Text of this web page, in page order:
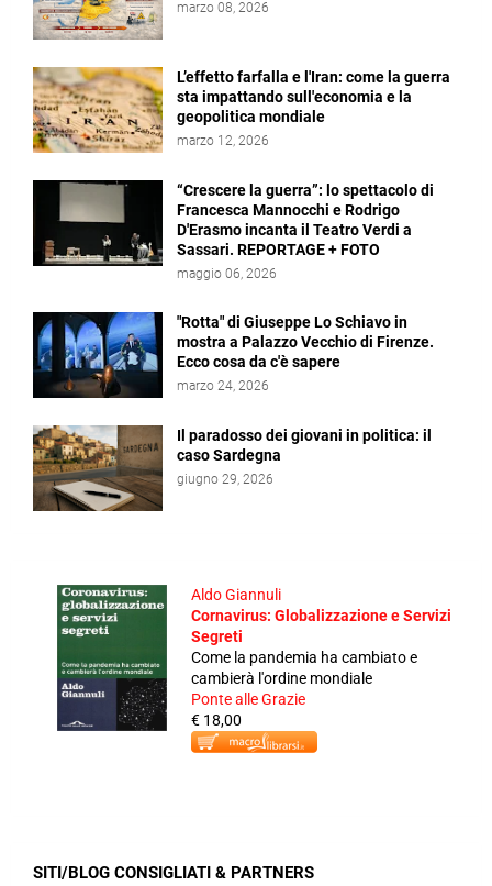
marzo 08, 2026
L’effetto farfalla e l'Iran: come la guerra
sta impattando sull'economia e la
geopolitica mondiale
marzo 12, 2026
“Crescere la guerra”: lo spettacolo di
Francesca Mannocchi e Rodrigo
D'Erasmo incanta il Teatro Verdi a
Sassari. REPORTAGE + FOTO
maggio 06, 2026
"Rotta" di Giuseppe Lo Schiavo in
mostra a Palazzo Vecchio di Firenze.
Ecco cosa da c'è sapere
marzo 24, 2026
Il paradosso dei giovani in politica: il
caso Sardegna
giugno 29, 2026
Aldo Giannuli
Cornavirus: Globalizzazione e Servizi
Segreti
Come la pandemia ha cambiato e
cambierà l'ordine mondiale
Ponte alle Grazie
€ 18,00
SITI/BLOG CONSIGLIATI & PARTNERS